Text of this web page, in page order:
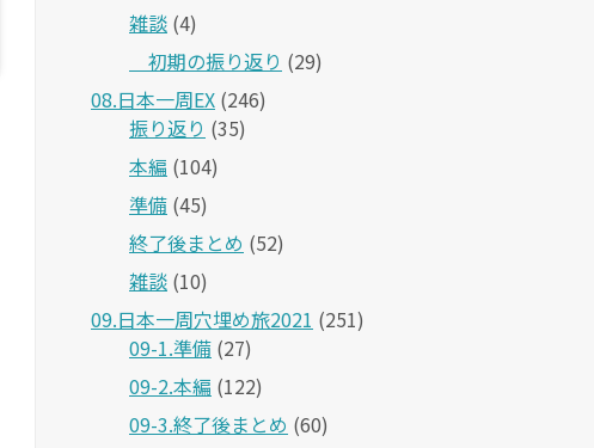
雑談 (4)
＿初期の振り返り (29)
08.日本一周EX (246)
振り返り (35)
本編 (104)
準備 (45)
終了後まとめ (52)
雑談 (10)
09.日本一周穴埋め旅2021 (251)
09-1.準備 (27)
09-2.本編 (122)
09-3.終了後まとめ (60)